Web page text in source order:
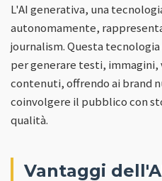
L'AI generativa, una
autonomamente,
journalism. Questa
per generare testi,
contenuti, offrendo ai brand
coinvolgere il pubblico con
qualità.
Vantaggi